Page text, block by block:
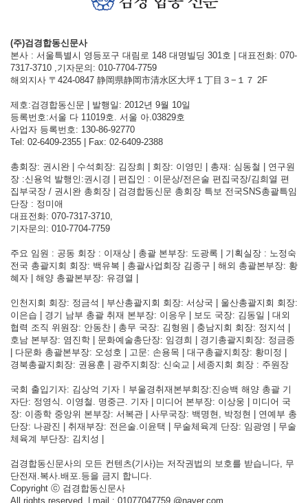
(주)검경합동신문사
본사 : 서울특별시 영등포구 대림로 148 대명빌딩 301호 | 대표전화: 070-
7317-3710 ,기자문의: 010-7704-7759
해외지사 〒424-0847 静岡県静岡市清水区大坪１丁目３−１７ 2F
제호:검경합동신문 | 발행일: 2012년 9월 10일
등록번호:서울 다 11019호. 서울 아.03829호
사업자 등록번호: 130-86-92770
Tel: 02-6409-2355 | Fax: 02-6409-2388
총회장: 권시완 | 수석회장: 김장희 | 회장: 이영민 | 총재: 심동철 | 연구원
장 :신용억 발행인:권시경 | 편집인 : 이문상/전은술 편집국장/김희열 편
집부국장 / 권시완 총회장 | 검경합동신문 총회장 특보 전국SNS총괄특임
단장 : 정미애
대표전화: 070-7317-3710,
기자문의: 010-7704-7759
주요 임원 : 공동 회장 : 이재상 | 총괄 본부장: 도광록 | 기획실장 : 노정숙
전국 총괄지회 회장: 백유복 | 총괄사업회장 김종구 | 해외 총괄본부장: 황
혜자 | 해양 총괄본부장: 유경열 |
인천지회 회장: 정금석 | 부산총괄지회 회장: 서상국 | 울산총괄지회 회장:
이은습 | 경기 남부 총괄 취재 본부장: 이응우 | 보도 국장: 김동일 | 대외
협력 조직 위원장: 안동찬 | 총무 국장: 김형원 | 충남지회 회장: 정지석 |
호남 본부장: 염진학 | 문화예술총단장: 임경희 | 경기총괄지회장: 정금종
| 다문화 총괄본부장: 오성호 | 고문: 손용목 | 대구총괄지회장: 황미정 |
경북총괄지회장: 권용훈 | 광주지회장: 신숙교 | 세종지회 회장 : 주원장
국회 출입기자: 김상억 기자ㅣ부울경취재본부회장:진승백 해양 총괄 기
자단: 정영식. 이영철. 명중근. 기자 | 미디어 본부장: 이상웅 | 미디어 국
장: 이종학 중앙위 본부장: 서복관 | 사무국장: 백명현, 박정현 | 연예부 총
단장: 나광진 | 취재부장: 전은술.이윤택 | 무술체육계 단장: 임광영 | 무술
체육계 부단장: 김치성 |
검경합동신문사의 모든 컨텐츠(기사)는 저작권법의 보호를 받습니다, 무
단전재.복사.배포.등을 금지 합니다.
Copyright ⓒ 검경합동신문사
All rights reserved. | mail : 01077047759 @naver.com